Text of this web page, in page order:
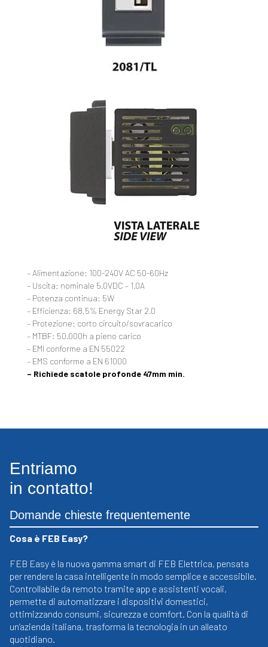
– Alimentazione: 100-240V AC 50-60Hz
– Uscita: nominale 5.0VDC – 1.0A
– Potenza continua: 5W
– Efficienza: 68,5% Energy Star 2.0
– Protezione: corto circuito/sovracarico
– MTBF: 50.000h a pieno carico
– EMI conforme a EN 55022
– EMS conforme a EN 61000
– Richiede scatole profonde 47mm min.
Entriamo
in contatto!
Domande chieste frequentemente
Cosa è FEB Easy?
FEB Easy è la nuova gamma smart di FEB Elettrica, pensata
per rendere la casa intelligente in modo semplice e accessibile.
Controllabile da remoto tramite app e assistenti vocali,
permette di automatizzare i dispositivi domestici,
ottimizzando consumi, sicurezza e comfort. Con la qualità di
un’azienda italiana, trasforma la tecnologia in un alleato
quotidiano.